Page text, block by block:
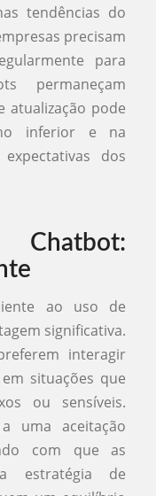
tendências do
precisam
para
permaneçam
atualização pode
inferior e na
dos
Chatbot:
ao uso de
significativa.
interagir
situações que
ou sensíveis.
uma aceitação
com que as
estratégia de